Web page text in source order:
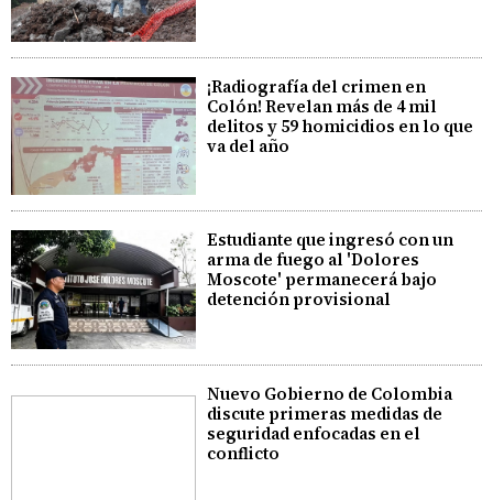
¡Radiografía del crimen en
Colón! Revelan más de 4 mil
delitos y 59 homicidios en lo que
va del año
Estudiante que ingresó con un
arma de fuego al 'Dolores
Moscote' permanecerá bajo
detención provisional
Nuevo Gobierno de Colombia
discute primeras medidas de
seguridad enfocadas en el
conflicto